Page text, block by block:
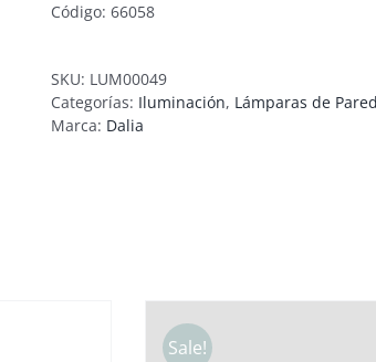
Código: 66058
SKU: LUM00049
Categorías: Iluminación, Lámparas de
Marca: Dalia
Sale!